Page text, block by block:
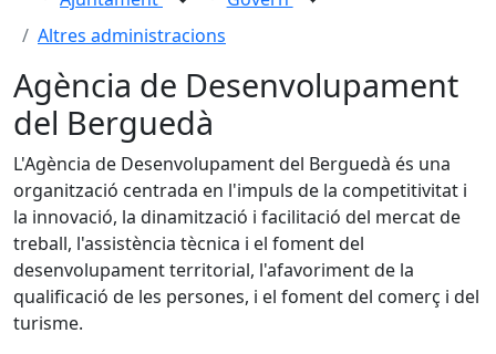
Altres administracions
Agència de Desenvolupament
del Berguedà
L'Agència de Desenvolupament del Berguedà és una
organització centrada en l'impuls de la competitivitat i
la innovació, la dinamització i facilitació del mercat de
treball, l'assistència tècnica i el foment del
desenvolupament territorial, l'afavoriment de la
qualificació de les persones, i el foment del comerç i del
turisme.